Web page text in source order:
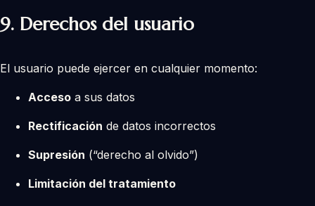
9. Derechos del usuario
El usuario puede ejercer en cualquier momento:
Acceso a sus datos
Rectificación de datos incorrectos
Supresión (“derecho al olvido”)
Limitación del tratamiento